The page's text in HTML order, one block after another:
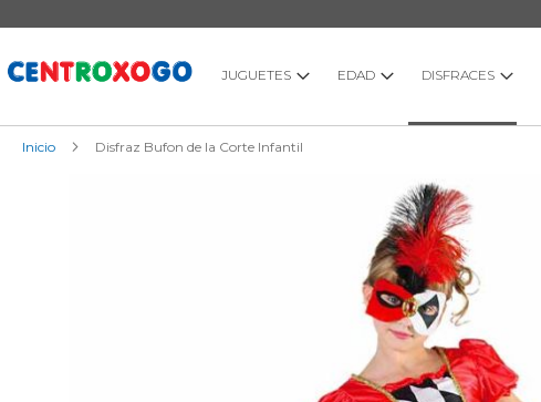
al
JUGUETES EDAD DISFRACES
Inicio Disfraz Bufon de la Corte Infantil